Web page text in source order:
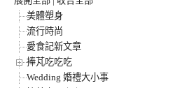
美體塑身
流行時尚
愛食記新文章
捧芃吃吃吃
Wedding 婚禮大小事